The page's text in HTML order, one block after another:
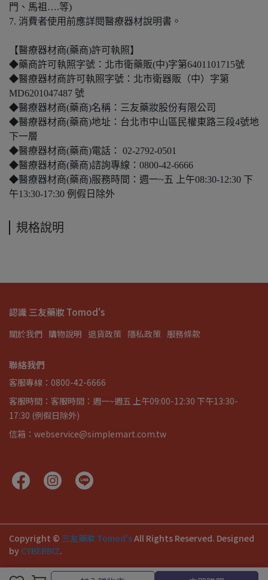
門、馬祖….等)
7. 消費者使用前應詳閱醫療器材說明書。
【醫療器材商(藥商)許可執照】
◆藥商許可執照字號：北市衛藥販(中)字第6401101715號
◆醫療器材商許可執照字號：北市衛器販（中）字第
MD6201047487 號
◆醫療器材商(藥商)名稱：三友藥妝股份有限公司
◆醫療器材商(藥商)地址：台北市中山區民權東路三段4號地
下一層
◆醫療器材商(藥商)電話： 02-2792-0501
◆醫療器材商(藥商)諮詢專線：0800-42-6666
◆醫療器材商(藥商)服務時間：週一~五 上午08:30-12:30 下
午13:30-17:30 例假日除外
規格說明
認識 三友藥妝 Tomod's
關於我們 購物說明 退貨政策 隱私政策 服務條款
聯絡我們
客服專線：0800-42-6666
客服時間：客服時間：週一~週五 上午09:00-12:30 下午13:30-
17:30 (例假日除外)
信箱：webservice@simplemart.com.tw
Copyright © 三友藥妝 Tomod'sAll Rights Reserved. Designed
by CYBERBIZ.